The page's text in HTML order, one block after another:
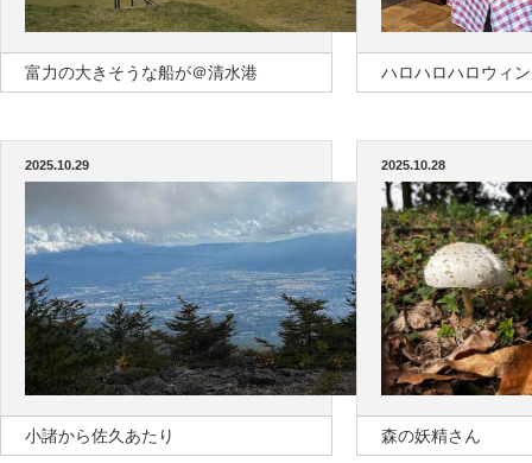
富力の大きそうな船が＠清水港 ハロハロハロウィン
2025.10.29
小諸から佐久あたり
2025.10.28
森の妖精さん